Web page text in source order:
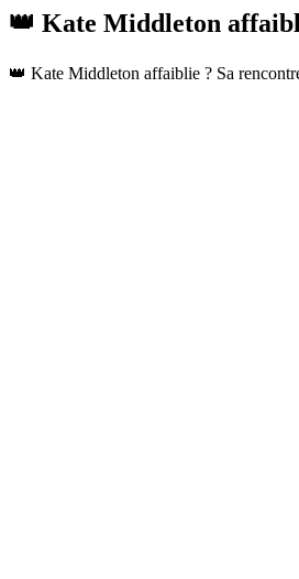
👑 Kate Middleton
👑 Kate Middleton affaiblie ? Sa